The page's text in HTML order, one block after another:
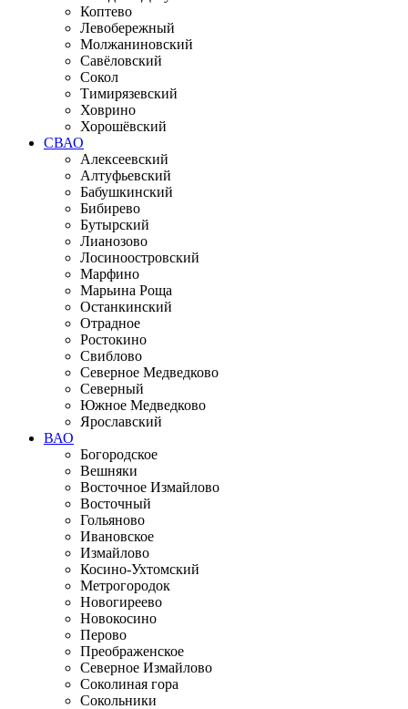
Коптево
Левобережный
Молжаниновский
Савёловский
Сокол
Тимирязевский
Ховрино
Хорошёвский
СВАО
Алексеевский
Алтуфьевский
Бабушкинский
Бибирево
Бутырский
Лианозово
Лосиноостровский
Марфино
Марьина Роща
Останкинский
Отрадное
Ростокино
Свиблово
Северное Медведково
Северный
Южное Медведково
Ярославский
ВАО
Богородское
Вешняки
Восточное Измайлово
Восточный
Гольяново
Ивановское
Измайлово
Косино-Ухтомский
Метрогородок
Новогиреево
Новокосино
Перово
Преображенское
Северное Измайлово
Соколиная гора
Сокольники